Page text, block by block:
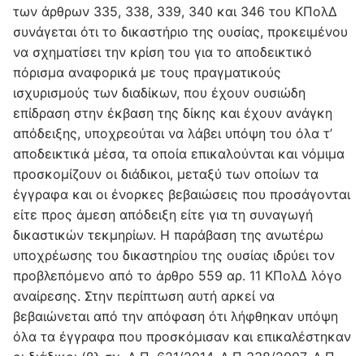
των άρθρων 335, 338, 339, 340 και 346 του ΚΠολΔ
συνάγεται ότι το δικαστήριο της ουσίας, προκειμένου
να σχηματίσει την κρίση του για το αποδεικτικό
πόρισμα αναφορικά με τους πραγματικούς
ισχυρισμούς των διαδίκων, που έχουν ουσιώδη
επίδραση στην έκβαση της δίκης και έχουν ανάγκη
απόδειξης, υποχρεούται να λάβει υπόψη του όλα τ’
αποδεικτικά μέσα, τα οποία επικαλούνται και νόμιμα
προσκομίζουν οι διάδικοι, μεταξύ των οποίων τα
έγγραφα και οι ένορκες βεβαιώσεις που προσάγονται
είτε προς άμεση απόδειξη είτε για τη συναγωγή
δικαστικών τεκμηρίων. Η παράβαση της ανωτέρω
υποχρέωσης του δικαστηρίου της ουσίας ιδρύει τον
προβλεπόμενο από το άρθρο 559 αρ. 11 ΚΠολΔ λόγο
αναίρεσης. Στην περίπτωση αυτή αρκεί να
βεβαιώνεται από την απόφαση ότι λήφθηκαν υπόψη
όλα τα έγγραφα που προσκόμισαν και επικαλέστηκαν